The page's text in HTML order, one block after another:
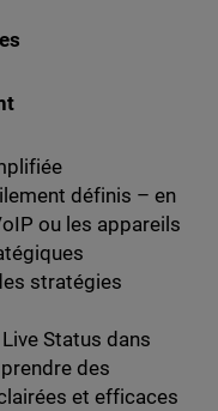
définis – en
ou les appareils
stratégies
Status dans
des
et efficaces